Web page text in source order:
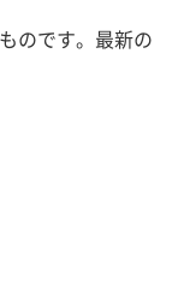
のです。最新の